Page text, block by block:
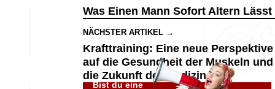
Was Einen Mann Sofort Altern Lässt
NÄCHSTER ARTIKEL →
Krafttraining: Eine neue Perspektive
auf die Gesundheit der Muskeln und
die Zukunft der Medizin
Bist du eine